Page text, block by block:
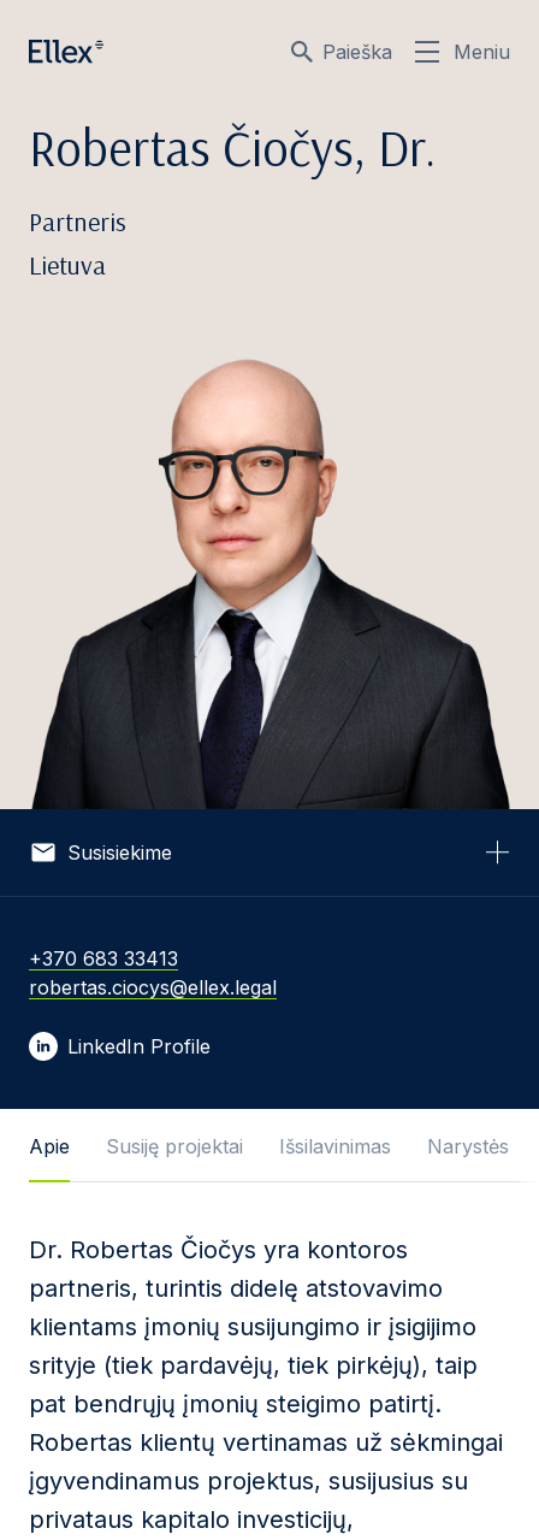
Paieška Meniu
Robertas Čiočys, Dr.
Partneris
Lietuva
Susisiekime
El. pašto adresas *
Žinutės tekstas
Sutinku su Privatumo politika
ir naudojimosi
taisyklėmis.
Ši svetainė yra saugoma reCAPTCHA ir jai yra
taikomos „Google“privatumo politikabeipaslaugų
teikimo sąlygos
+370 683 33413
robertas.ciocys@ellex.legal
LinkedIn Profile
Apie Susiję projektai Išsilavinimas Narystės
Dr. Robertas Čiočys yra kontoros
partneris, turintis didelę atstovavimo
klientams įmonių susijungimo ir įsigijimo
srityje (tiek pardavėjų, tiek pirkėjų), taip
pat bendrųjų įmonių steigimo patirtį.
Robertas klientų vertinamas už sėkmingai
įgyvendinamus projektus, susijusius su
privataus kapitalo investicijų,